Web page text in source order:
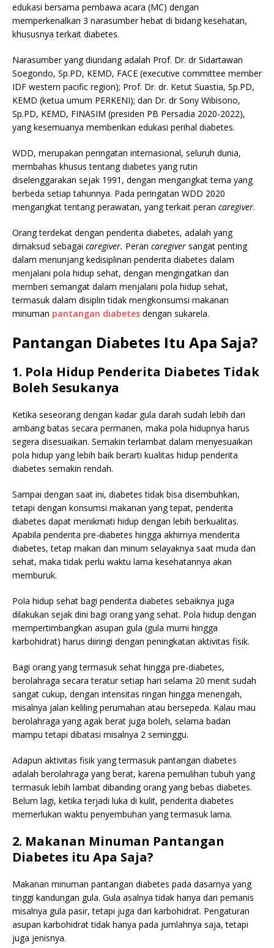
edukasi bersama pembawa acara (MC) dengan
memperkenalkan 3 narasumber hebat di bidang kesehatan,
khususnya terkait diabetes.
Narasumber yang diundang adalah Prof. Dr. dr Sidartawan
Soegondo, Sp.PD, KEMD, FACE (executive committee member
IDF western pacific region); Prof. Dr. dr. Ketut Suastia, Sp.PD,
KEMD (ketua umum PERKENI); dan Dr. dr Sony Wibisono,
Sp.PD, KEMD, FINASIM (presiden PB Persadia 2020-2022),
yang kesemuanya memberikan edukasi perihal diabetes.
WDD, merupakan peringatan internasional, seluruh dunia,
membahas khusus tentang diabetes yang rutin
diselenggarakan sejak 1991, dengan mengangkat tema yang
berbeda setiap tahunnya. Pada peringatan WDD 2020
mengangkat tentang perawatan, yang terkait peran caregiver.
Orang terdekat dengan penderita diabetes, adalah yang
dimaksud sebagai caregiver. Peran caregiver sangat penting
dalam menunjang kedisiplinan penderita diabetes dalam
menjalani pola hidup sehat, dengan mengingatkan dan
memberi semangat dalam menjalani pola hidup sehat,
termasuk dalam disiplin tidak mengkonsumsi makanan
minuman pantangan diabetes dengan sukarela.
Pantangan Diabetes Itu Apa Saja?
1. Pola Hidup Penderita Diabetes Tidak
Boleh Sesukanya
Ketika seseorang dengan kadar gula darah sudah lebih dari
ambang batas secara permanen, maka pola hidupnya harus
segera disesuaikan. Semakin terlambat dalam menyesuaikan
pola hidup yang lebih baik berarti kualitas hidup penderita
diabetes semakin rendah.
Sampai dengan saat ini, diabetes tidak bisa disembuhkan,
tetapi dengan konsumsi makanan yang tepat, penderita
diabetes dapat menikmati hidup dengan lebih berkualitas.
Apabila penderita pre-diabetes hingga akhirnya menderita
diabetes, tetap makan dan minum selayaknya saat muda dan
sehat, maka tidak perlu waktu lama kesehatannya akan
memburuk.
Pola hidup sehat bagi penderita diabetes sebaiknya juga
dilakukan sejak dini bagi orang yang sehat. Pola hidup dengan
mempertimbangkan asupan gula (gula murni hingga
karbohidrat) harus diiringi dengan peningkatan aktivitas fisik.
Bagi orang yang termasuk sehat hingga pre-diabetes,
berolahraga secara teratur setiap hari selama 20 menit sudah
sangat cukup, dengan intensitas ringan hingga menengah,
misalnya jalan keliling perumahan atau bersepeda. Kalau mau
berolahraga yang agak berat juga boleh, selama badan
mampu tetapi dibatasi misalnya 2 seminggu.
Adapun aktivitas fisik yang termasuk pantangan diabetes
adalah berolahraga yang berat, karena pemulihan tubuh yang
termasuk lebih lambat dibanding orang yang bebas diabetes.
Belum lagi, ketika terjadi luka di kulit, penderita diabetes
memerlukan waktu penyembuhan yang termasuk lama.
2. Makanan Minuman Pantangan
Diabetes itu Apa Saja?
Makanan minuman pantangan diabetes pada dasarnya yang
tinggi kandungan gula. Gula asalnya tidak hanya dari pemanis
misalnya gula pasir, tetapi juga dari karbohidrat. Pengaturan
asupan karbohidrat tidak hanya pada jumlahnya saja, tetapi
juga jenisnya.